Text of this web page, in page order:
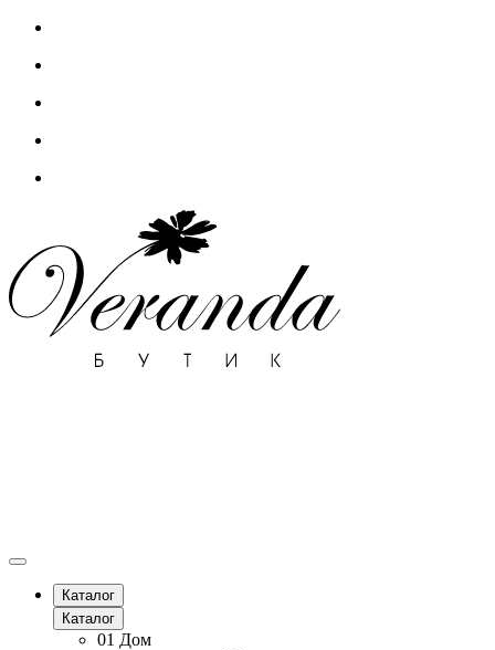
Каталог
Каталог
01 Дом